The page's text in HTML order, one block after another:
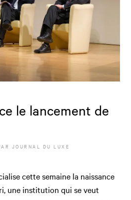
le lancement de
JOURNAL DU LUXE
cette semaine la naissance
une institution qui se veut